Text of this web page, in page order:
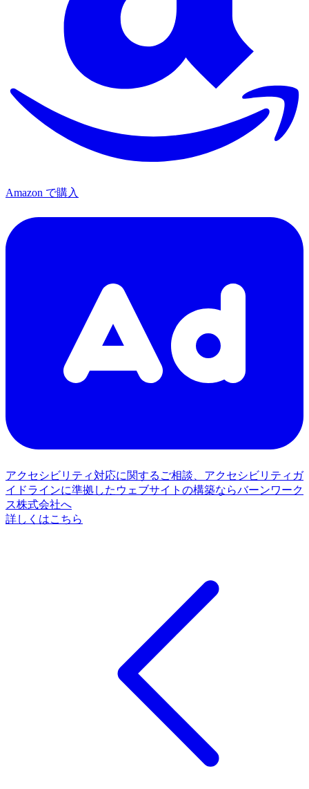
Amazon で購入
アクセシビリティ対応に関するご相談、アクセシビリティガ
イドラインに準拠したウェブサイトの構築ならバーンワーク
ス株式会社へ
詳しくはこちら